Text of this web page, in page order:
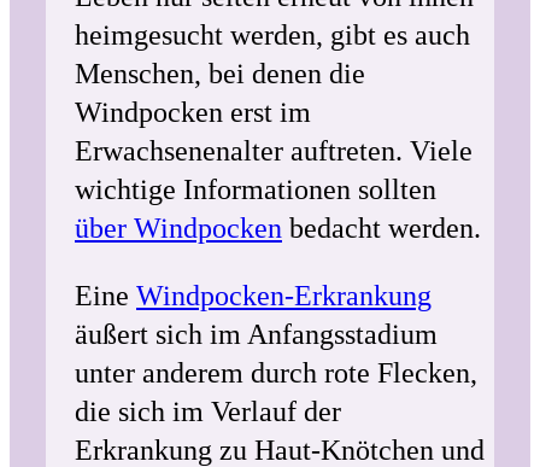
heimgesucht werden, gibt es auch
Menschen, bei denen die
Windpocken erst im
Erwachsenenalter auftreten. Viele
wichtige Informationen sollten
über Windpocken bedacht werden.
Eine Windpocken-Erkrankung
äußert sich im Anfangsstadium
unter anderem durch rote Flecken,
die sich im Verlauf der
Erkrankung zu Haut-Knötchen und